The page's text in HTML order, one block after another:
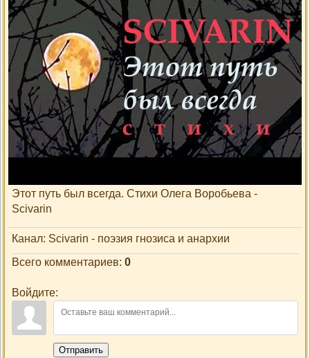
Просмотры : 1 Добавил:scivarin
Этот путь был всегда. Стихи Олега Воробьева -
Scivarin
Канал: Scivarin - поэзия гнозиса и анархии
Всего комментариев: 0
Войдите:
Отправить